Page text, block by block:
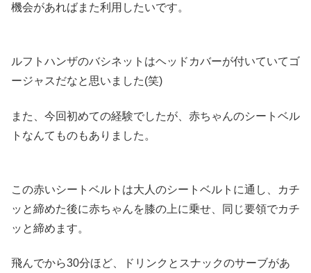
機会があればまた利用したいです。
ルフトハンザのバシネットはヘッドカバーが付いていてゴ
ージャスだなと思いました(笑)
また、今回初めての経験でしたが、赤ちゃんのシートベル
トなんてものもありました。
この赤いシートベルトは大人のシートベルトに通し、カチ
ッと締めた後に赤ちゃんを膝の上に乗せ、同じ要領でカチ
ッと締めます。
飛んでから30分ほど、ドリンクとスナックのサーブがあ